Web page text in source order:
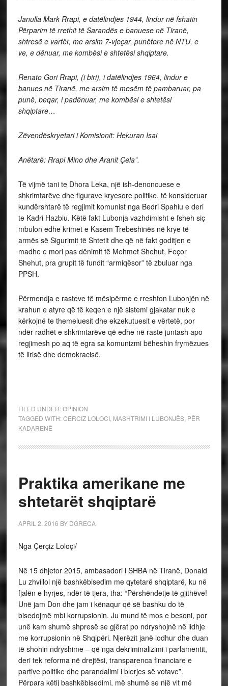
Janulla Mark Rrapi, e datëlindjes 1944, lindur në fshatin
Përparim të rrethit të Sarandës e banuese në Tiranë,
shtresë e varfër, me arsim 7-vjeçar, punëtore në NTU, e
ve, e dënuar, me kombësi e shtetësi shqiptare.
Renato Gori Rrapi, (i biri), i datëlindjes 1964, lindur e
banues në Tiranë, me arsim të mesëm të pambaruar, pa
punë, beqar, i padënuar, me kombësi e shtetësi
shqiptare…
Zëvendëskryetari i Komisionit: Hekuran Isai
Anëtarë: Rrapi Mino dhe Aranit Çela”.
Të vijmë tani te Dhora Leka, një ish-denoncuese e
shkrimtarëve dhe figurave kryesore politike, të konsideruar
kundërshtarë të regjimit komunist nga Bedri Spahiu e deri
te Kadri Hazbiu. Këtë fakt Lubonja vazhdimisht e fsheh siç
mbulon edhe krimet e Kasem Trebeshinës në krye të
armës së Sigurimit të Shtetit dhe që në fakt goditjen e
madhe e mori pas dënimit të Mehmet Shehut, Feçor
Shehut, pra grupit të fundit “armiqësor” të zbuluar nga
PPSH.
Përmendja e rasteve të mësipërme e rreshton Lubonjën në
krahun e atyre që të keqen e një sistemi gjakatar nuk e
kërkojnë te themeluesit dhe ekzekutuesit e vërtetë, por
ndër radhët e shkrimtarëve që edhe në raste juntash apo
regjimesh po aq të egra sa komunizmi bëheshin frymëzues
të lirisë dhe demokracisë.
FILED UNDER:OPINION
TAGGED WITH:CERCIZ LOLOCI, MASHTRIMI I LUBONJËS, PËR
KADARENË
Praktika amerikane me
shtetarët shqiptarë
APRIL 2, 2016 BY DGRECA
Nga Çerçiz Loloçi/
Në 15 dhjetor 2015, ambasadori i SHBA në Tiranë, Donald
Lu zhvilloi një bashkëbisedim me qytetarë shqiptarë, ku në
fjalën e hyrjes, ndër të tjera, tha: “Përshëndetje të gjithëve!
Unë jam Don dhe jam i kënaqur që së bashku do të
bisedojmë mbi korrupsionin. Ju mund të mos e besoni, por
unë kam shumë shpresë se gjërat po ndryshojnë në lidhje
me korrupsionin në Shqipëri. Njerëzit janë lodhur dhe duan
të shohin ndryshime – që nga dekriminalizimi i parlamentit,
deri tek reforma në drejtësi, transparenca financiare e
partive politike dhe parandalimi i blerjes së votave”.
Përpara këtij bashkëbisedimi, më shumë se një vit më